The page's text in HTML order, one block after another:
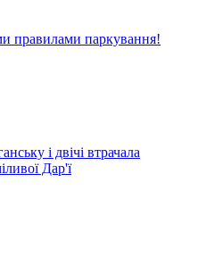
правилами паркування!
і двічі втрачала
Дар'ї